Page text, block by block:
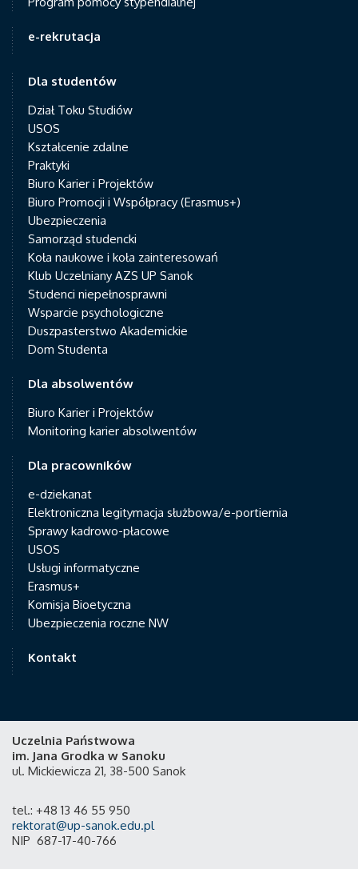
e-rekrutacja
Dla studentów
Dział Toku Studiów
USOS
Kształcenie zdalne
Praktyki
Biuro Karier i Projektów
Biuro Promocji i Współpracy (Erasmus+)
Ubezpieczenia
Samorząd studencki
Koła naukowe i koła zainteresowań
Klub Uczelniany AZS UP Sanok
Studenci niepełnosprawni
Wsparcie psychologiczne
Duszpasterstwo Akademickie
Dom Studenta
Dla absolwentów
Biuro Karier i Projektów
Monitoring karier absolwentów
Dla pracowników
e-dziekanat
Elektroniczna legitymacja służbowa/e-portiernia
Sprawy kadrowo-płacowe
USOS
Usługi informatyczne
Erasmus+
Komisja Bioetyczna
Ubezpieczenia roczne NW
Kontakt
Uczelnia Państwowa
im. Jana Grodka w Sanoku
ul. Mickiewicza 21, 38-500 Sanok
tel.: +48 13 46 55 950
rektorat@up-sanok.edu.pl
NIP 687-17-40-766